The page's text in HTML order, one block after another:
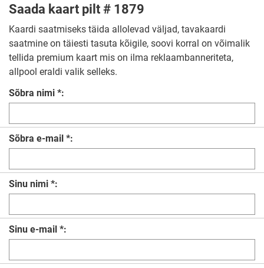
Saada kaart pilt # 1879
Kaardi saatmiseks täida allolevad väljad, tavakaardi
saatmine on täiesti tasuta kõigile, soovi korral on võimalik
tellida premium kaart mis on ilma reklaambanneriteta,
allpool eraldi valik selleks.
Sõbra nimi *:
Sõbra e-mail *:
Sinu nimi *:
Sinu e-mail *: